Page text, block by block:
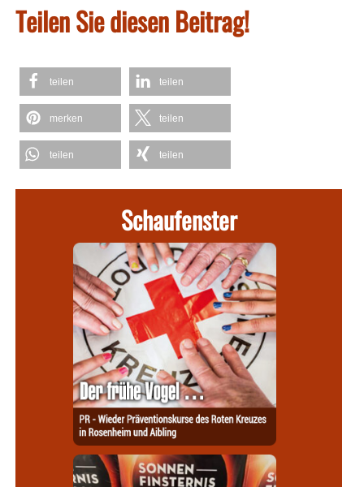
Teilen Sie diesen Beitrag!
teilen teilen
merken teilen
teilen teilen
Schaufenster